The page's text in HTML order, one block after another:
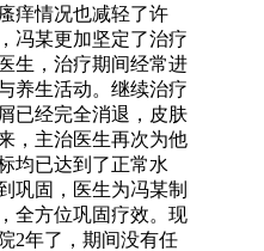
痒情况也减轻了许
冯某更加坚定了治疗
生，治疗期间经常进
养生活动。继续治疗
已经完全消退，皮肤
，主治医生再次为他
均已达到了正常水
巩固，医生为冯某制
全方位巩固疗效。现
2年了，期间没有任